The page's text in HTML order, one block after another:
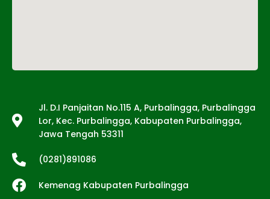
Jl. D.I Panjaitan No.115 A, Purbalingga, Purbalingga
Lor, Kec. Purbalingga, Kabupaten Purbalingga,
Jawa Tengah 53311
(0281)891086
Kemenag Kabupaten Purbalingga